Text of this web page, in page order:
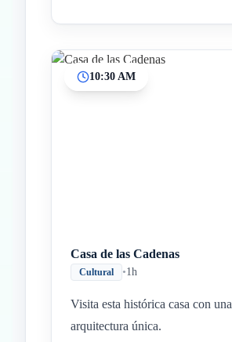
10:30 AM
Casa de las Cadenas
Cultural •1h
Visita esta histórica casa con una
arquitectura única.